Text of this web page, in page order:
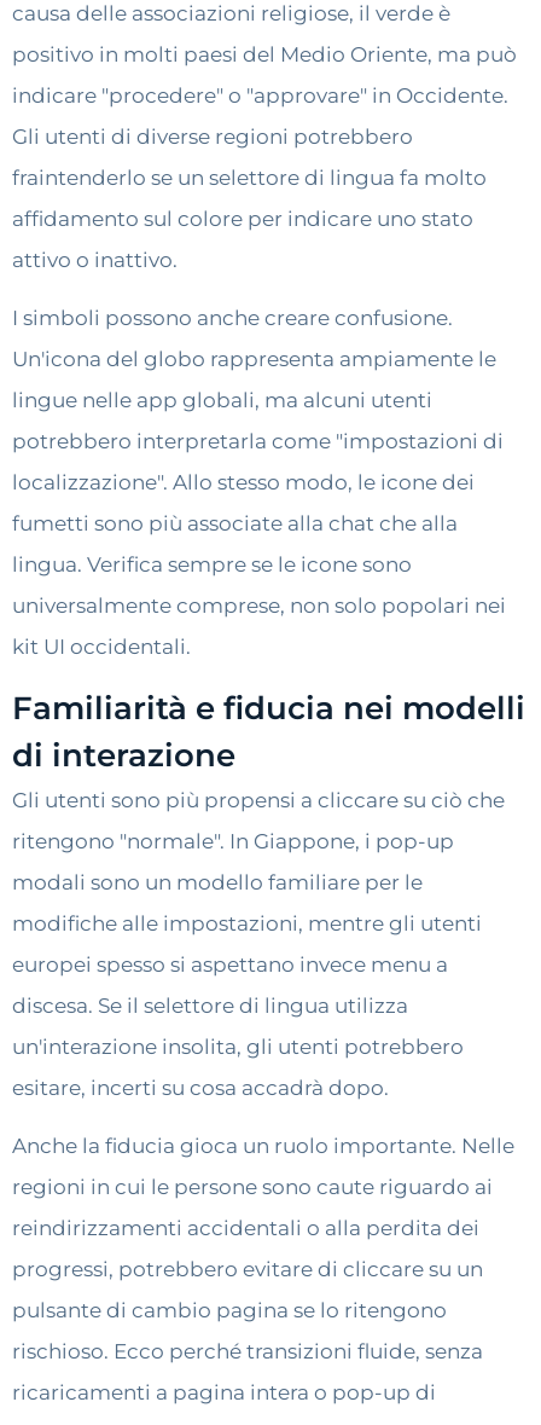
causa delle associazioni religiose, il verde è
positivo in molti paesi del Medio Oriente, ma può
indicare "procedere" o "approvare" in Occidente.
Gli utenti di diverse regioni potrebbero
fraintenderlo se un selettore di lingua fa molto
affidamento sul colore per indicare uno stato
attivo o inattivo.
I simboli possono anche creare confusione.
Un'icona del globo rappresenta ampiamente le
lingue nelle app globali, ma alcuni utenti
potrebbero interpretarla come "impostazioni di
localizzazione". Allo stesso modo, le icone dei
fumetti sono più associate alla chat che alla
lingua. Verifica sempre se le icone sono
universalmente comprese, non solo popolari nei
kit UI occidentali.
Familiarità e fiducia nei modelli
di interazione
Gli utenti sono più propensi a cliccare su ciò che
ritengono "normale". In Giappone, i pop-up
modali sono un modello familiare per le
modifiche alle impostazioni, mentre gli utenti
europei spesso si aspettano invece menu a
discesa. Se il selettore di lingua utilizza
un'interazione insolita, gli utenti potrebbero
esitare, incerti su cosa accadrà dopo.
Anche la fiducia gioca un ruolo importante. Nelle
regioni in cui le persone sono caute riguardo ai
reindirizzamenti accidentali o alla perdita dei
progressi, potrebbero evitare di cliccare su un
pulsante di cambio pagina se lo ritengono
rischioso. Ecco perché transizioni fluide, senza
ricaricamenti a pagina intera o pop-up di